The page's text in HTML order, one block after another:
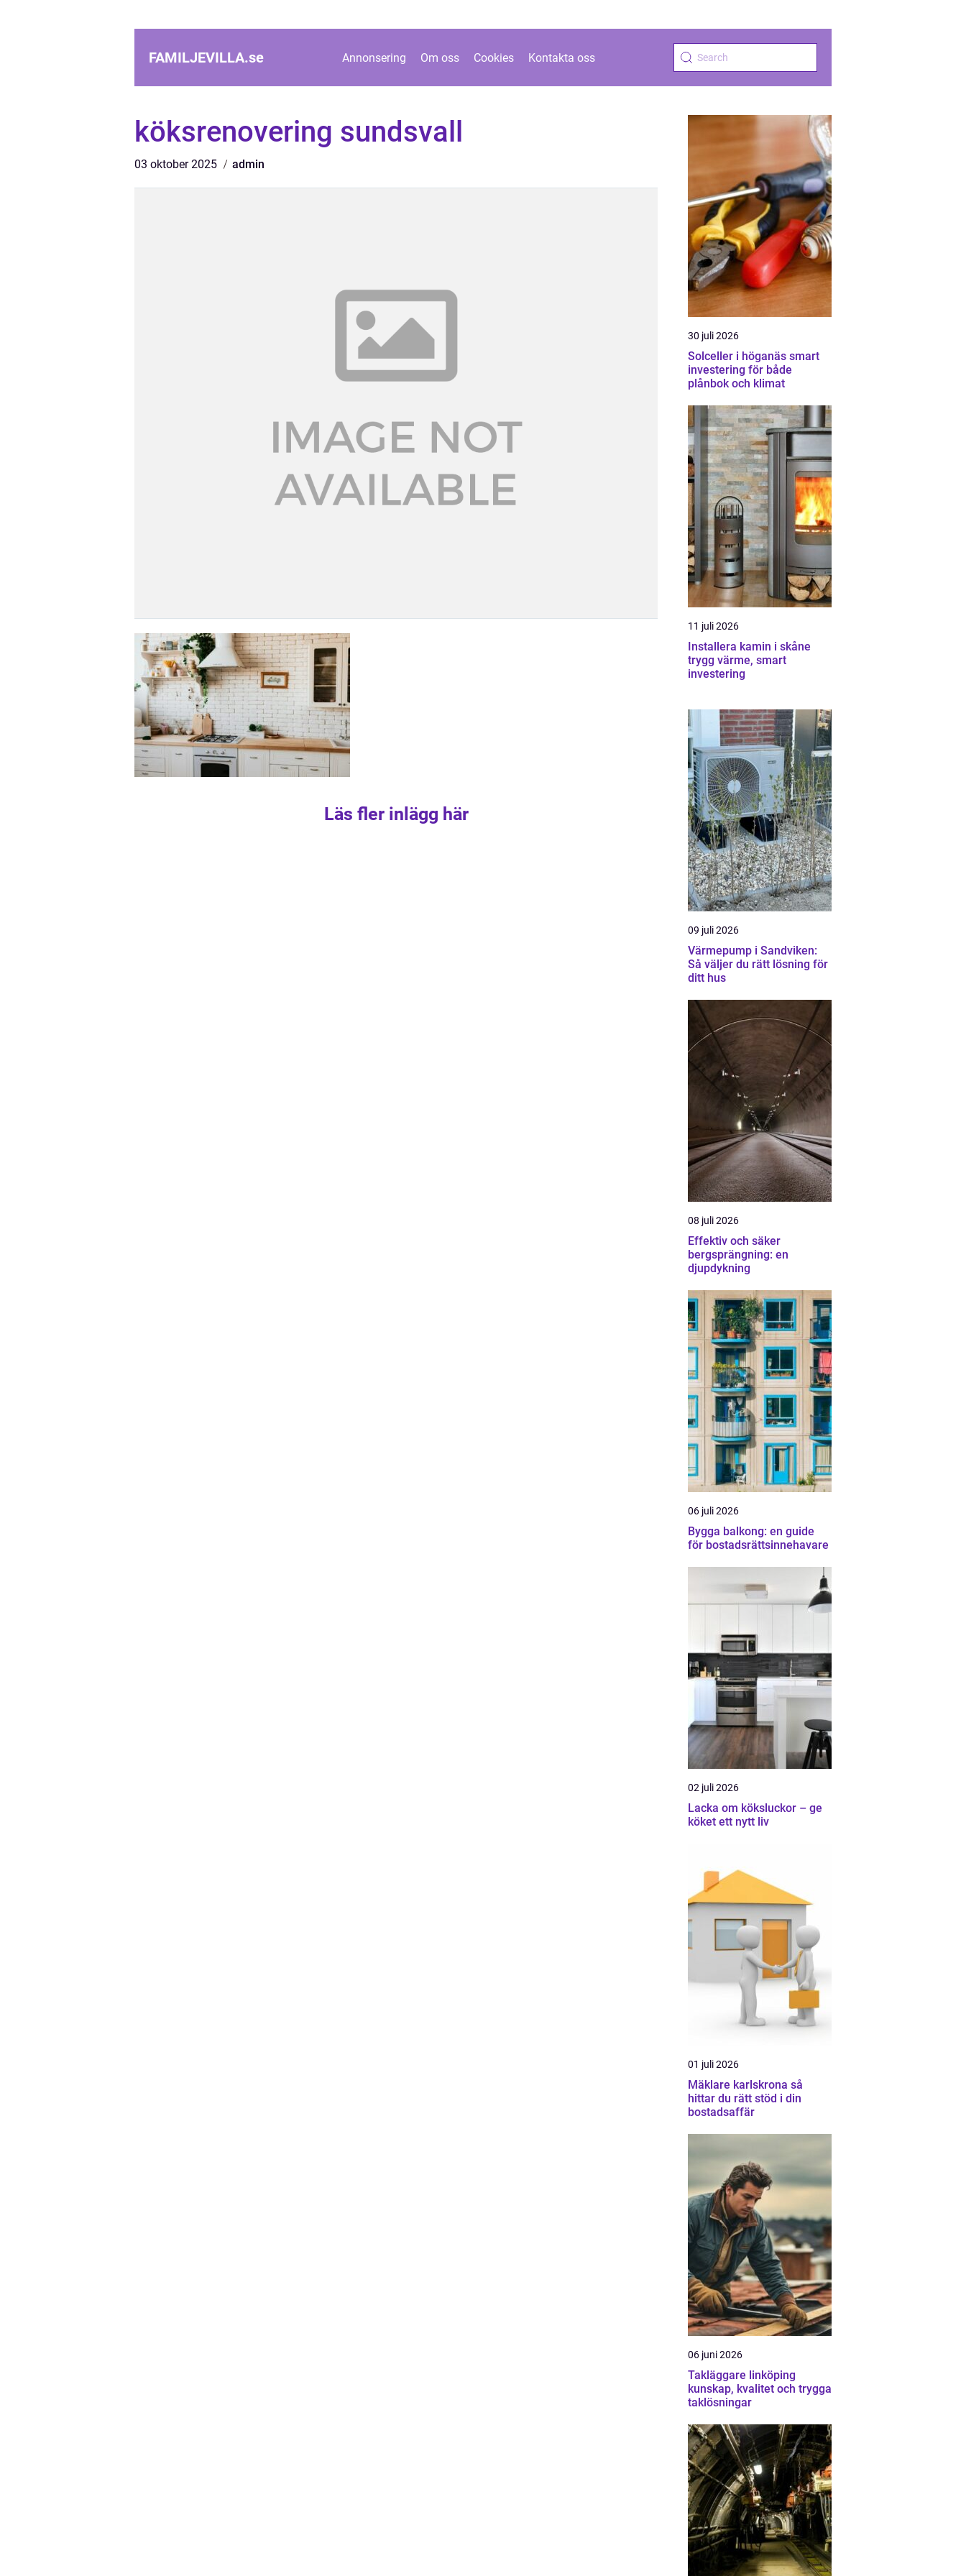
FAMILJEVILLA.se Annonsering Om oss Cookies Kontakta oss
köksrenovering sundsvall
03 oktober 2025 admin
Läs fler inlägg här
30 juli 2026
Solceller i höganäs smart
investering för både
plånbok och klimat
11 juli 2026
Installera kamin i skåne
trygg värme, smart
investering
09 juli 2026
Värmepump i Sandviken:
Så väljer du rätt lösning för
ditt hus
08 juli 2026
Effektiv och säker
bergsprängning: en
djupdykning
06 juli 2026
Bygga balkong: en guide
för bostadsrättsinnehavare
02 juli 2026
Lacka om köksluckor – ge
köket ett nytt liv
01 juli 2026
Mäklare karlskrona så
hittar du rätt stöd i din
bostadsaffär
06 juni 2026
Takläggare linköping
kunskap, kvalitet och trygga
taklösningar